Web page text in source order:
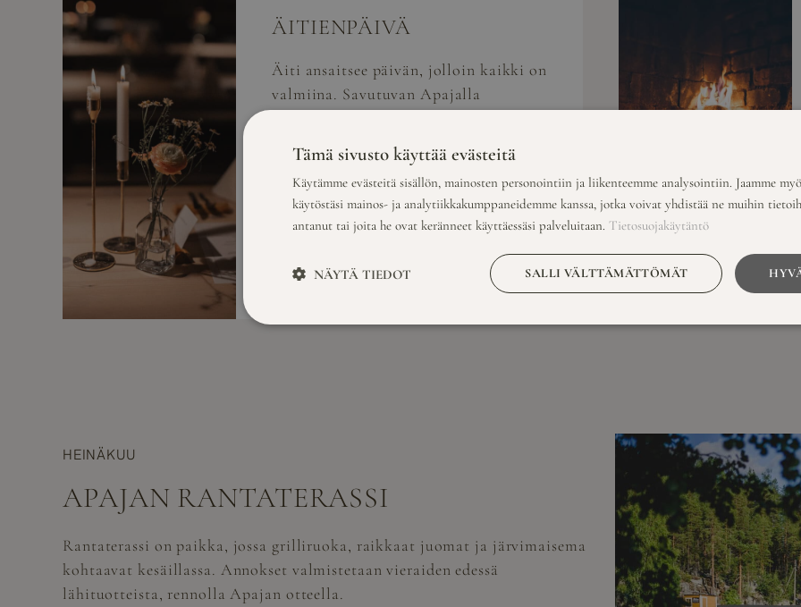
ÄITIENPÄIVÄ
Äiti ansaitsee päivän, jolloin kaikki on
valmiina. Savutuvan Apajalla
kattauksen voimin Päijänteen
rannalla.
Tarkemmat tiedot ja varaukset
HEINÄKUU
APAJAN RANTATERASSI
Rantaterassi on paikka, jossa grilliruoka, raikkaat juomat ja järvimaisema
kohtaavat kesäillassa. Annokset valmistetaan vieraiden edessä
lähituotteista, rennolla Apajan otteella.
Tämä sivusto käyttää evästeitä
Käytämme evästeitä sisällön, mainosten personointiin ja liikenteemme analysointiin. Jaamme
käytöstäsi mainos- ja analytiikkakumppaneidemme kanssa, jotka voivat yhdistää ne muihin
antanut tai joita he ovat keränneet käyttäessäsi palveluitaan. Tietosuojakäytäntö
SALLI VÄLTTÄMÄTTÖMÄT
NÄYTÄ TIEDOT